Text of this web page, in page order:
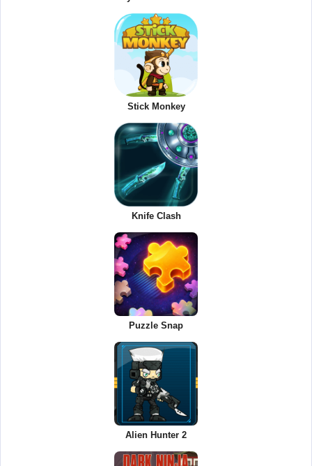
Stick Monkey
Knife Clash
Puzzle Snap
Alien Hunter 2